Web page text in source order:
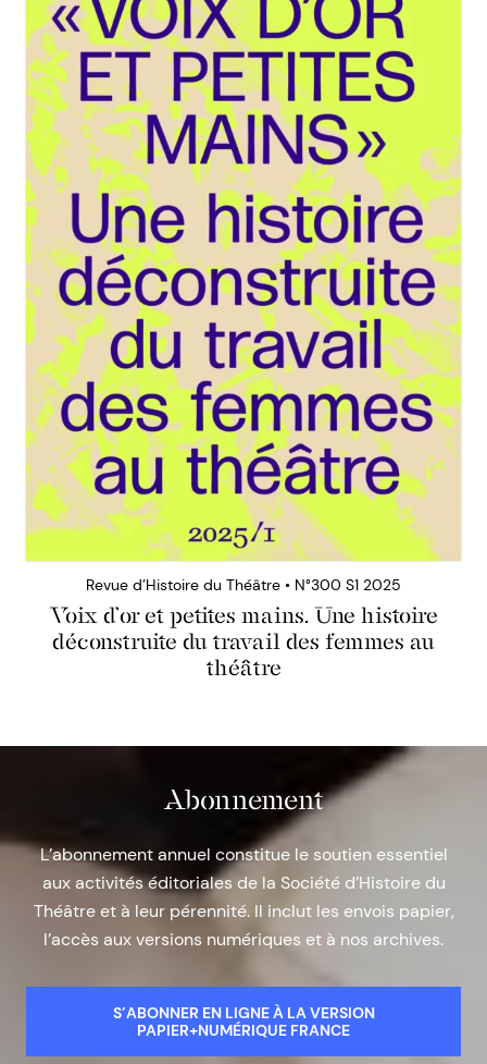
Revue d’Histoire du Théâtre • N°300 S1 2025
Voix d’or et petites mains. Une histoire
déconstruite du travail des femmes au
théâtre
Abonnement
L’abonnement annuel constitue le soutien essentiel
aux activités éditoriales de la Société d’Histoire du
Théâtre et à leur pérennité. Il inclut les envois papier,
l’accès aux versions numériques et à nos archives.
S’ABONNER EN LIGNE À LA VERSION
PAPIER+NUMÉRIQUE FRANCE